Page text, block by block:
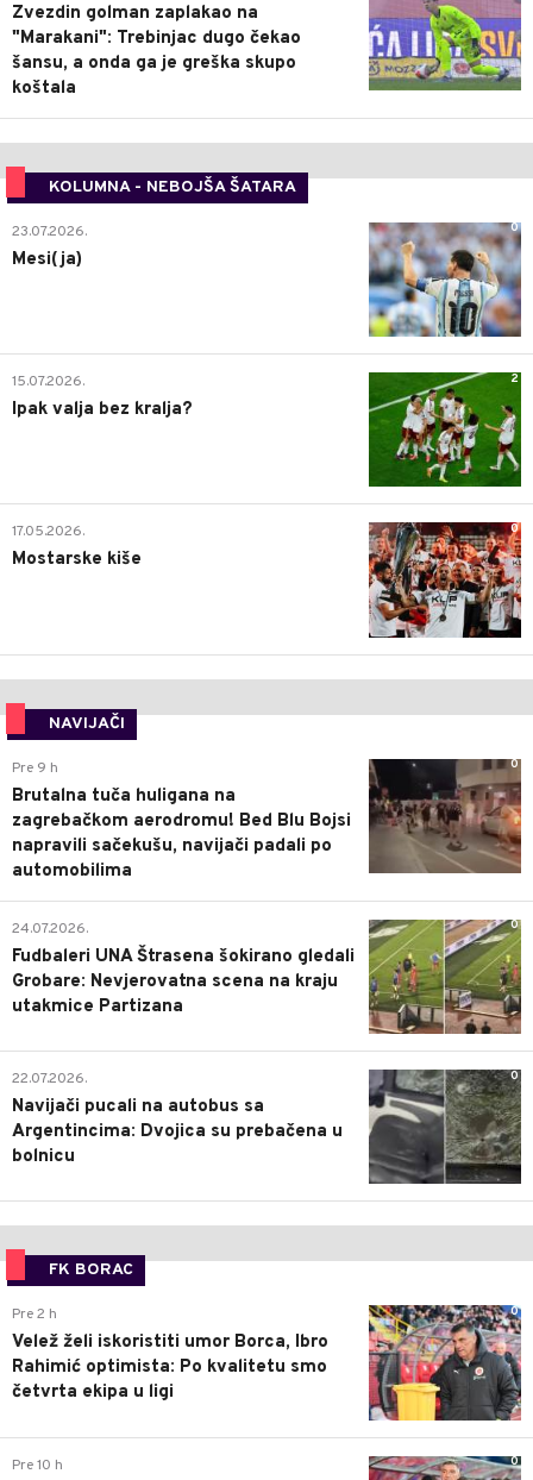
Zvezdin golman zaplakao na
"Marakani": Trebinjac dugo čekao
šansu, a onda ga je greška skupo
koštala
KOLUMNA - NEBOJŠA ŠATARA
0
23.07.2026.
Mesi(ja)
2
15.07.2026.
Ipak valja bez kralja?
0
17.05.2026.
Mostarske kiše
NAVIJAČI
0
Pre 9 h
Brutalna tuča huligana na
zagrebačkom aerodromu! Bed Blu Bojsi
napravili sačekušu, navijači padali po
automobilima
0
24.07.2026.
Fudbaleri UNA Štrasena šokirano gledali
Grobare: Nevjerovatna scena na kraju
utakmice Partizana
0
22.07.2026.
Navijači pucali na autobus sa
Argentincima: Dvojica su prebačena u
bolnicu
FK BORAC
0
Pre 2 h
Velež želi iskoristiti umor Borca, Ibro
Rahimić optimista: Po kvalitetu smo
četvrta ekipa u ligi
0
Pre 10 h